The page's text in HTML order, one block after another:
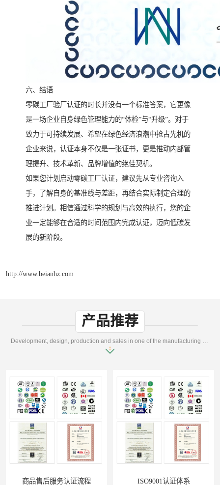
六、结语
零碳工厂验厂认证的时长并没有一个标准答案，它更像
是一场企业自身绿色管理能力的“体检”与“升级”。对于
致力于可持续发展、希望在绿色经济浪潮中抢占先机的
企业来说，认证本身不仅是一张证书，更是推动内部管
理提升、技术革新、品牌增值的绝佳契机。
如果您计划启动零碳工厂认证，建议先从专业咨询入
手，了解自身的基准线与差距，再结合实际制定合理的
推进计划。相信通过科学的规划与高效的执行，您的企
业一定能够在合适的时间范围内完成认证，迈向低碳发
展的新阶段。
http://www.beianhz.com
产品推荐
Development, design, production and sales in one of the manufacturing enterprises
务认证流程 ISO9001认证体系